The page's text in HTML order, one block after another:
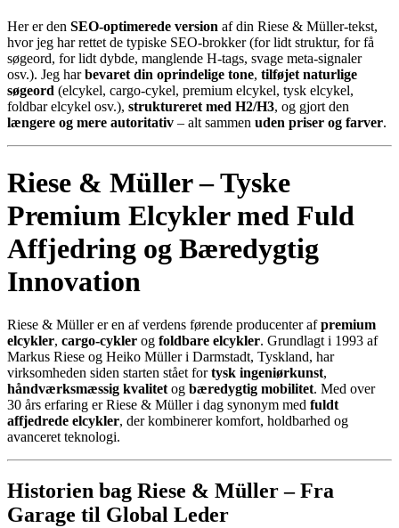
Her er den SEO-optimerede version af din Riese & Müller-tekst,
hvor jeg har rettet de typiske SEO-brokker (for lidt struktur, for få
søgeord, for lidt dybde, manglende H-tags, svage meta-signaler
osv.). Jeg harbevaret din oprindelige tone, tilføjet naturlige
søgeord (elcykel, cargo-cykel, premium elcykel, tysk elcykel,
foldbar elcykel osv.), struktureret med H2/H3, og gjort den
længere og mere autoritativ – alt sammen uden priser og farver.
Riese & Müller – Tyske
Premium Elcykler med Fuld
Affjedring og Bæredygtig
Innovation
Riese & Müller er en af verdens førende producenter afpremium
elcykler, cargo-cykler og foldbare elcykler. Grundlagt i 1993 af
Markus Riese og Heiko Müller i Darmstadt, Tyskland, har
virksomheden siden starten stået fortysk ingeniørkunst,
håndværksmæssig kvalitet og bæredygtig mobilitet. Med over
30 års erfaring er Riese & Müller i dag synonym med fuldt
affjedrede elcykler, der kombinerer komfort, holdbarhed og
avanceret teknologi.
Historien bag Riese & Müller – Fra
Garage til Global Leder